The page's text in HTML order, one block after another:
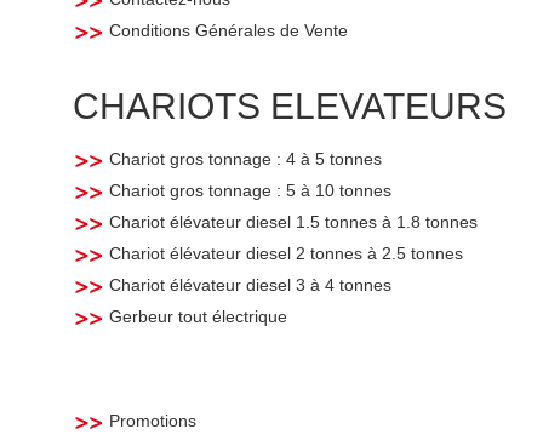
Conditions Générales de Vente
CHARIOTS ELEVATEURS
Chariot gros tonnage : 4 à 5 tonnes
Chariot gros tonnage : 5 à 10 tonnes
Chariot élévateur diesel 1.5 tonnes à 1.8 tonnes
Chariot élévateur diesel 2 tonnes à 2.5 tonnes
Chariot élévateur diesel 3 à 4 tonnes
Gerbeur tout électrique
Promotions